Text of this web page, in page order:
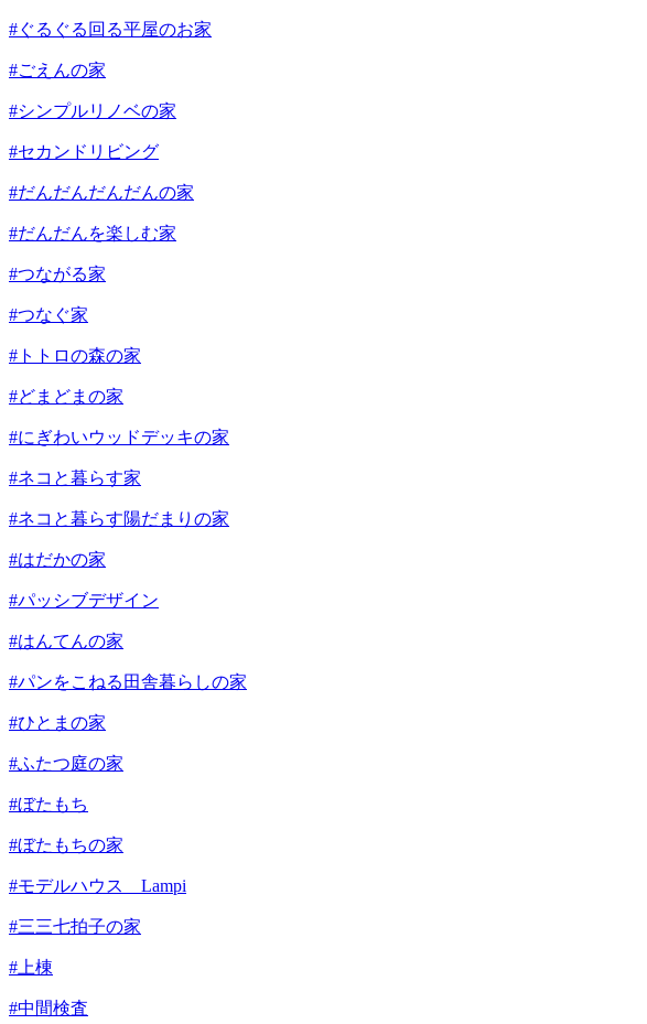
#ぐるぐる回る平屋のお家
#ごえんの家
#シンプルリノベの家
#セカンドリビング
#だんだんだんだんの家
#だんだんを楽しむ家
#つながる家
#つなぐ家
#トトロの森の家
#どまどまの家
#にぎわいウッドデッキの家
#ネコと暮らす家
#ネコと暮らす陽だまりの家
#はだかの家
#パッシブデザイン
#はんてんの家
#パンをこねる田舎暮らしの家
#ひとまの家
#ふたつ庭の家
#ぼたもち
#ぼたもちの家
#モデルハウス Lampi
#三三七拍子の家
#上棟
#中間検査